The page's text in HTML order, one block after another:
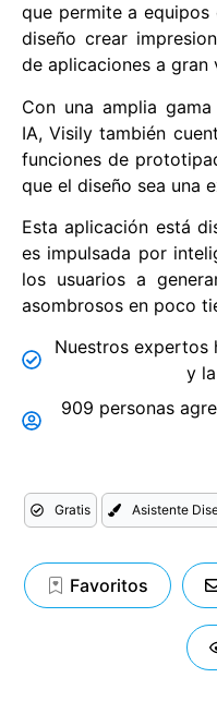
que permite a
diseño crear
de aplicaciones a gran
Con una amplia
IA, Visily también
funciones de
que el diseño sea una
Esta aplicación está
es impulsada por
los usuarios a
asombrosos en poco
Nuestros expertos
y
909 personas
Gratis Asistente
Favoritos